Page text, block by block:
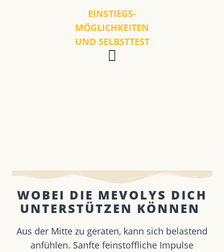
EINSTIEGS-
MÖGLICHKEITEN
UND SELBSTTEST
WOBEI DIE MEVOLYS DICH
UNTERSTÜTZEN KÖNNEN ​
Aus der Mitte zu geraten, kann sich belastend
anfühlen. Sanfte feinstoffliche Impulse